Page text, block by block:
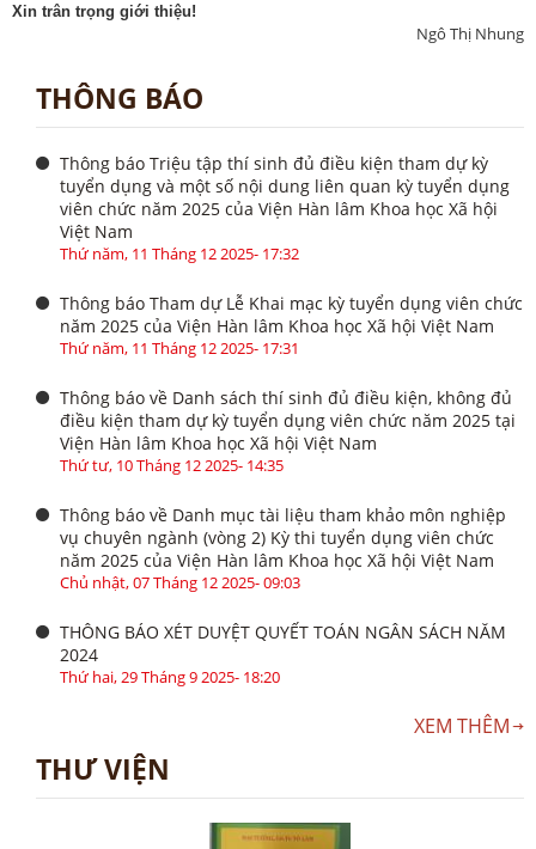
Xin trân trọng giới thiệu!
Ngô Thị Nhung
THÔNG BÁO
Thông báo Triệu tập thí sinh đủ điều kiện tham dự kỳ
tuyển dụng và một số nội dung liên quan kỳ tuyển dụng
viên chức năm 2025 của Viện Hàn lâm Khoa học Xã hội
Việt Nam
Thứ năm, 11 Tháng 12 2025- 17:32
Thông báo Tham dự Lễ Khai mạc kỳ tuyển dụng viên chức
năm 2025 của Viện Hàn lâm Khoa học Xã hội Việt Nam
Thứ năm, 11 Tháng 12 2025- 17:31
Thông báo về Danh sách thí sinh đủ điều kiện, không đủ
điều kiện tham dự kỳ tuyển dụng viên chức năm 2025 tại
Viện Hàn lâm Khoa học Xã hội Việt Nam
Thứ tư, 10 Tháng 12 2025- 14:35
Thông báo về Danh mục tài liệu tham khảo môn nghiệp
vụ chuyên ngành (vòng 2) Kỳ thi tuyển dụng viên chức
năm 2025 của Viện Hàn lâm Khoa học Xã hội Việt Nam
Chủ nhật, 07 Tháng 12 2025- 09:03
THÔNG BÁO XÉT DUYỆT QUYẾT TOÁN NGÂN SÁCH NĂM
2024
Thứ hai, 29 Tháng 9 2025- 18:20
XEM THÊM
THƯ VIỆN